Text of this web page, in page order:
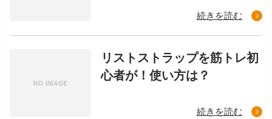
続きを読む
リストストラップを筋トレ初
心者が！使い方は？
続きを読む